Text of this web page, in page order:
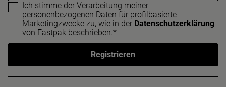
Ich stimme der Verarbeitung meiner
personenbezogenen Daten für profilbasierte
Marketingzwecke zu, wie in der Datenschutzerklärung
von Eastpak beschrieben.*
Registrieren